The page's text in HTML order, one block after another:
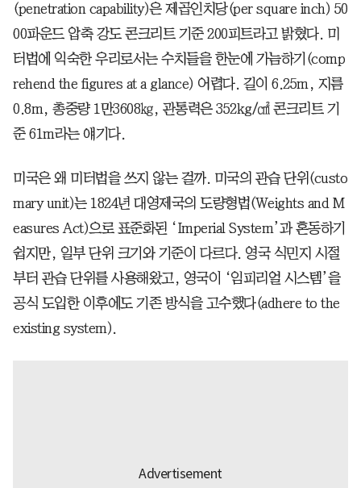
(penetration capability)은 제곱인치당(per square inch) 50
00파운드 압축 강도 콘크리트 기준 200피트라고 밝혔다. 미
터법에 익숙한 우리로서는 수치들을 한눈에 가늠하기(comp
rehend the figures at a glance) 어렵다. 길이 6.25m, 지름
0.8m, 총중량 1만3608㎏, 관통력은 352kg/㎠ 콘크리트 기
준 61m라는 얘기다.
미국은 왜 미터법을 쓰지 않는 걸까. 미국의 관습 단위(custo
mary unit)는 1824년 대영제국의 도량형법(Weights and M
easures Act)으로 표준화된 ‘Imperial System’과 혼동하기
쉽지만, 일부 단위 크기와 기준이 다르다. 영국 식민지 시절
부터 관습 단위를 사용해왔고, 영국이 ‘임피리얼 시스템’을
공식 도입한 이후에도 기존 방식을 고수했다(adhere to the
existing system).